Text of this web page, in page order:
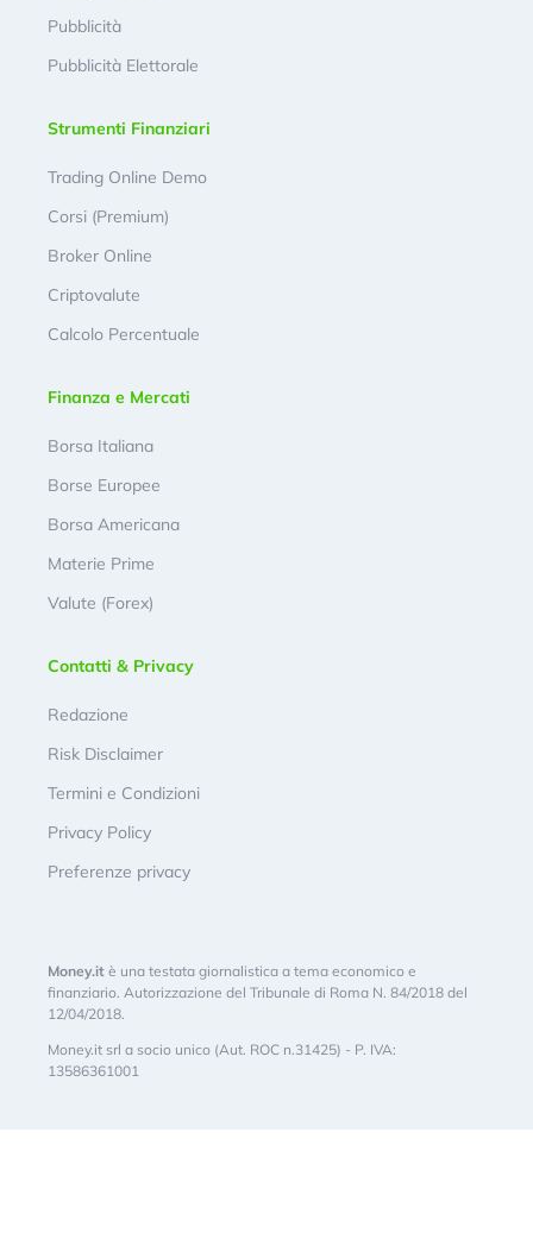
Pubblicità
Pubblicità Elettorale
Strumenti Finanziari
Trading Online Demo
Corsi (Premium)
Broker Online
Criptovalute
Calcolo Percentuale
Finanza e Mercati
Borsa Italiana
Borse Europee
Borsa Americana
Materie Prime
Valute (Forex)
Contatti & Privacy
Redazione
Risk Disclaimer
Termini e Condizioni
Privacy Policy
Preferenze privacy
Money.it è una testata giornalistica a tema economico e
finanziario. Autorizzazione del Tribunale di Roma N. 84/2018 del
12/04/2018.
Money.it srl a socio unico (Aut. ROC n.31425) - P. IVA:
13586361001